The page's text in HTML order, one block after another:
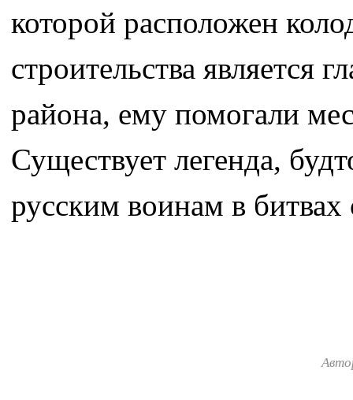
которой расположен
строительства является
района, ему помогали
Существует легенда,
русским воинам в битвах